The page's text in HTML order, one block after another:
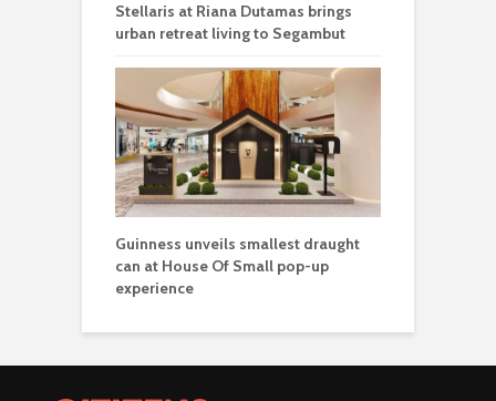
Stellaris at Riana Dutamas brings
urban retreat living to Segambut
Guinness unveils smallest draught
can at House Of Small pop-up
experience